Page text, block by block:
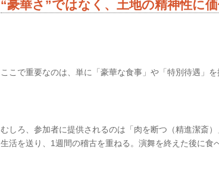
“豪華さ”ではなく、土地の精神性に価
ここで重要なのは、単に「豪華な食事」や「特別待遇」
むしろ、参加者に提供されるのは「肉を断つ（精進潔斎
生活を送り、1週間の稽古を重ねる。演舞を終えた後に食